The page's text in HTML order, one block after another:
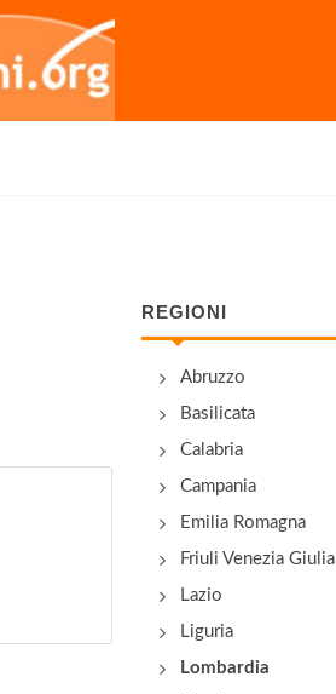
REGIONI
Abruzzo
Basilicata
Calabria
Campania
Emilia Romagna
Friuli Venezia Giulia
Lazio
Liguria
Lombardia